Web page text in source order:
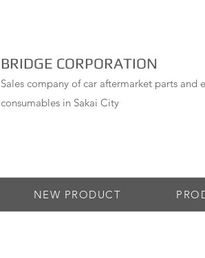
BRIDGE CORPORATION
Sales company of car aftermarket parts and
consumables in Sakai City
NEW PRODUCT